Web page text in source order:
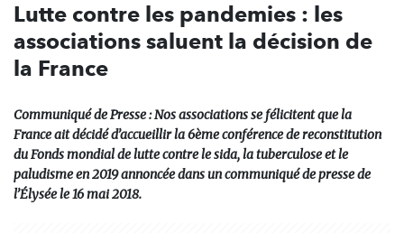
Lutte contre les pandemies : les
associations saluent la décision de
la France
Communiqué de Presse : Nos associations se félicitent que la
France ait décidé d’accueillir la 6ème conférence de reconstitution
du Fonds mondial de lutte contre le sida, la tuberculose et le
paludisme en 2019 annoncée dans un communiqué de presse de
l’Élysée le 16 mai 2018.